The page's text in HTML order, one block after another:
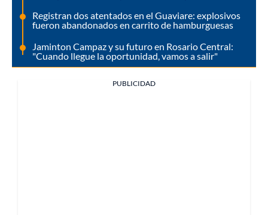
Registran dos atentados en el Guaviare: explosivos
fueron abandonados en carrito de hamburguesas
Jaminton Campaz y su futuro en Rosario Central:
"Cuando llegue la oportunidad, vamos a salir"
PUBLICIDAD